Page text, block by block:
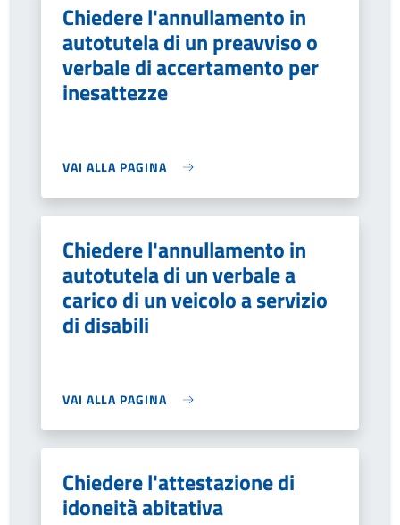
Chiedere l'annullamento in
autotutela di un preavviso o
verbale di accertamento per
inesattezze
VAI ALLA PAGINA
Chiedere l'annullamento in
autotutela di un verbale a
carico di un veicolo a servizio
di disabili
VAI ALLA PAGINA
Chiedere l'attestazione di
idoneità abitativa